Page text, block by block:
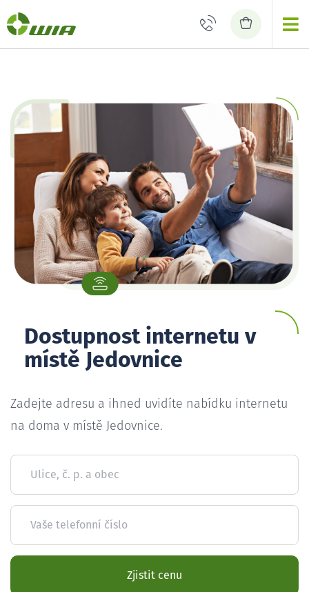
Dostupnost internetu v
místě Jedovnice
Zadejte adresu a ihned uvidíte nabídku internetu
na doma v místě Jedovnice.
Ulice, č. p. a obec
Vaše telefonní číslo
Zjistit cenu